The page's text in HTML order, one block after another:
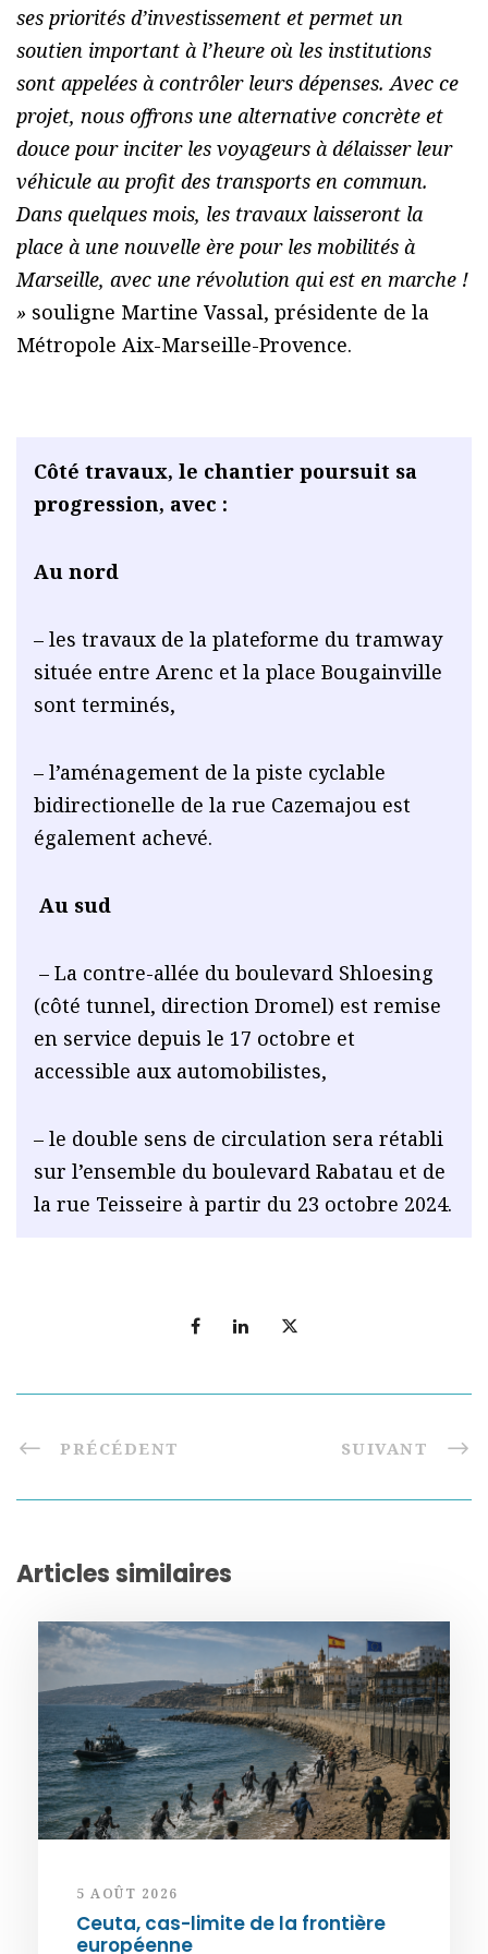
ses priorités d’investissement et permet un
soutien important à l’heure où les institutions
sont appelées à contrôler leurs dépenses. Avec ce
projet, nous offrons une alternative concrète et
douce pour inciter les voyageurs à délaisser leur
véhicule au profit des transports en commun.
Dans quelques mois, les travaux laisseront la
place à une nouvelle ère pour les mobilités à
Marseille, avec une révolution qui est en marche !
» souligne Martine Vassal, présidente de la
Métropole Aix-Marseille-Provence.
Côté travaux, le chantier poursuit sa
progression, avec :
Au nord
– les travaux de la plateforme du tramway
située entre Arenc et la place Bougainville
sont terminés,
– l’aménagement de la piste cyclable
bidirectionelle de la rue Cazemajou est
également achevé.
Au sud
– La contre-allée du boulevard Shloesing
(côté tunnel, direction Dromel) est remise
en service depuis le 17 octobre et
accessible aux automobilistes,
– le double sens de circulation sera rétabli
sur l’ensemble du boulevard Rabatau et de
la rue Teisseire à partir du 23 octobre 2024.
PRÉCÉDENT SUIVANT
Articles similaires
5 AOÛT 2026
Ceuta, cas-limite de la frontière
européenne